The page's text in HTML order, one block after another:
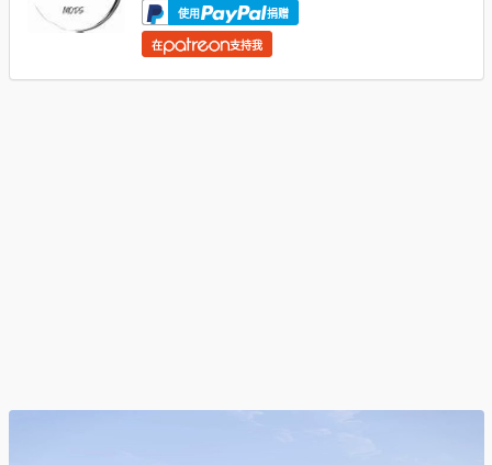
使用 捐赠
在 支持我